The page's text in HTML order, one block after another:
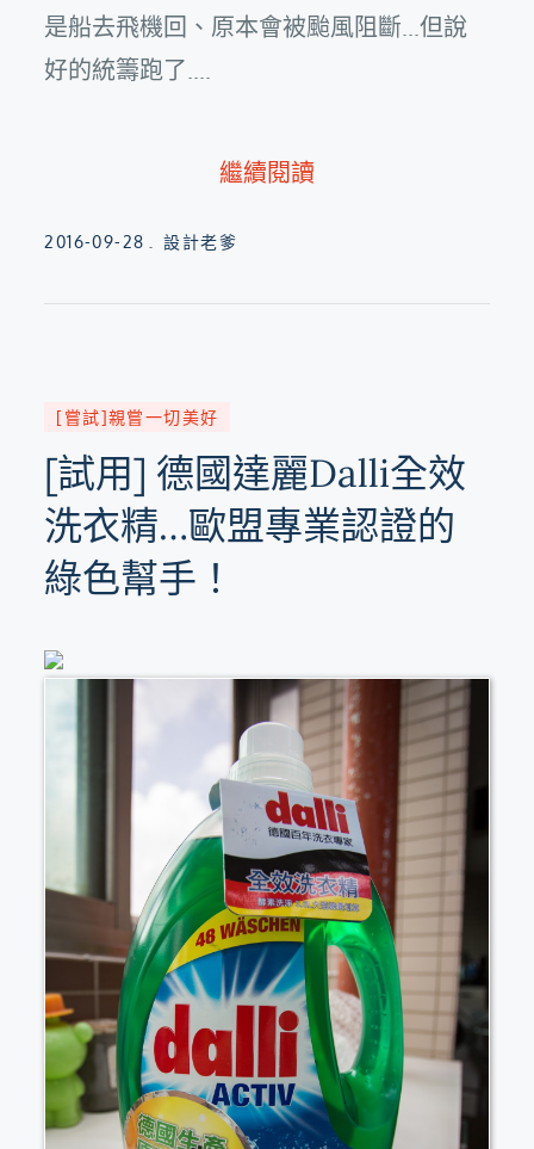
是船去飛機回、原本會被颱風阻斷...但說
好的統籌跑了....
繼續閱讀
Posted
2016-09-28 設計老爹
[嘗試]親嘗一切美好
[試用] 德國達麗Dalli全效
洗衣精…歐盟專業認證的
綠色幫手！